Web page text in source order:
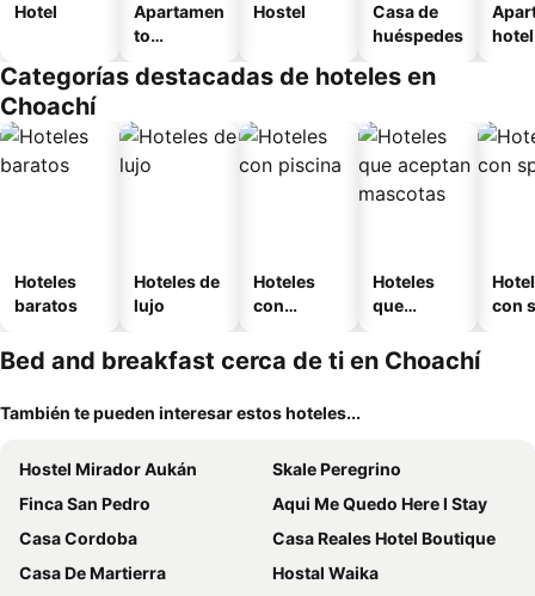
Hotel
Apartamen
to
o
Hostel
Casa de
huéspedes
hotel
Categorías destacadas de hoteles en
Choachí
Hoteles
baratos
Hoteles de
lujo
Hoteles
con
Hoteles
que
mascotas
con
Bed and breakfast cerca de ti en Choachí
También te pueden interesar estos hoteles...
Hostel Mirador Aukán
Skale Peregrino
Finca San Pedro
Aqui Me Quedo Here I Stay
Casa Cordoba
Casa Reales Hotel Boutique
Casa De Martierra
Hostal Waika